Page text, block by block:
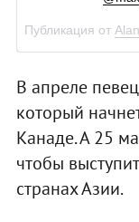
Публикация от
В апреле
который
Канаде. А 25
чтобы
странах Азии.